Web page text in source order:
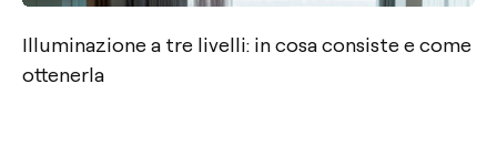
Illuminazione a tre livelli: in cosa consiste e come
ottenerla
Tel.: +34 961 667 207
+39 02 9475 0007